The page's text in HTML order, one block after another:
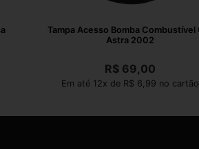
Tampa Acesso Bomba Combustível
Astra 2002
R$69,00
Em até 12x de R$ 6,99 no cartão